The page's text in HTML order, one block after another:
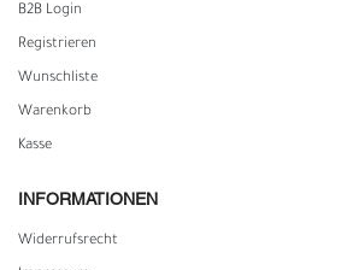
B2B Login
Registrieren
Wunschliste
Warenkorb
Kasse
INFORMATIONEN
Widerrufs­recht